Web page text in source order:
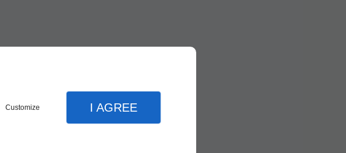
Customize I AGREE